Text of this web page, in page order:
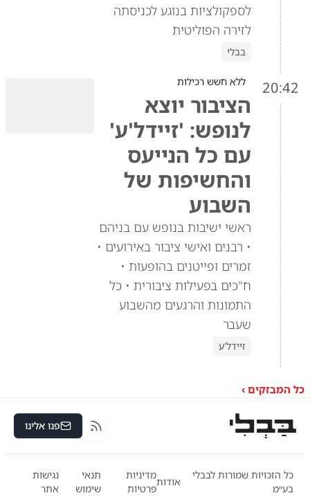
לספקולציות בנוגע לכניסתה
לזירה הפוליטית
בבלי
20:42 ללא חשש רכילות
הציבור יוצא
לנופש: 'זיידל'ע'
עם כל הנייעס
והחשיפות של
השבוע
ראשי ישיבות בנופש עם בניהם
• רבנים ואישי ציבור באירועים •
זמרים ופייטנים בהופעות •
ח"כים בפעילות ציבורית • כל
התמונות והרגעים מהשבוע
שעבר
זיידל'ע
כל המבזקים ›
RSS פנו אלינו
כל הזכויות שמורות לבבלי
בע״מ
אודות
מדיניות
פרטיות
תנאי
שימוש
נגישות
אתר